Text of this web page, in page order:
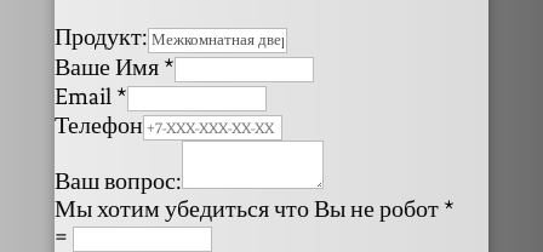
Продукт:
Ваше Имя *
Email *
Телефон
Ваш вопрос:
Мы хотим убедиться что Вы не робот *
=